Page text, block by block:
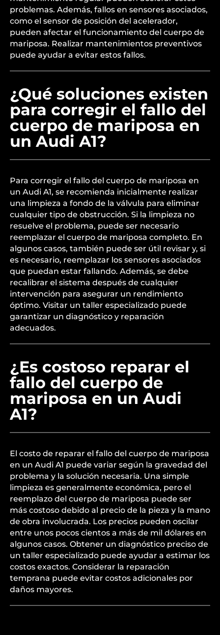
problemas. Además, fallos en sensores asociados,
como el sensor de posición del acelerador,
pueden afectar el funcionamiento del cuerpo de
mariposa. Realizar mantenimientos preventivos
puede ayudar a evitar estos fallos.
¿Qué soluciones existen
para corregir el fallo del
cuerpo de mariposa en
un Audi A1?
Para corregir el fallo del cuerpo de mariposa en
un Audi A1, se recomienda inicialmente realizar
una limpieza a fondo de la válvula para eliminar
cualquier tipo de obstrucción. Si la limpieza no
resuelve el problema, puede ser necesario
reemplazar el cuerpo de mariposa completo. En
algunos casos, también puede ser útil revisar y, si
es necesario, reemplazar los sensores asociados
que puedan estar fallando. Además, se debe
recalibrar el sistema después de cualquier
intervención para asegurar un rendimiento
óptimo. Visitar un taller especializado puede
garantizar un diagnóstico y reparación
adecuados.
¿Es costoso reparar el
fallo del cuerpo de
mariposa en un Audi
A1?
El costo de reparar el fallo del cuerpo de mariposa
en un Audi A1 puede variar según la gravedad del
problema y la solución necesaria. Una simple
limpieza es generalmente económica, pero el
reemplazo del cuerpo de mariposa puede ser
más costoso debido al precio de la pieza y la mano
de obra involucrada. Los precios pueden oscilar
entre unos pocos cientos a más de mil dólares en
algunos casos. Obtener un diagnóstico preciso de
un taller especializado puede ayudar a estimar los
costos exactos. Considerar la reparación
temprana puede evitar costos adicionales por
daños mayores.